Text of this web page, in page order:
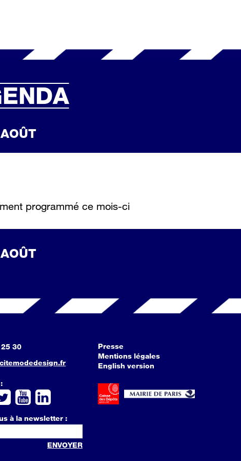
AOÛT
programmé ce mois-ci
AOÛT
30
à la newsletter :
ENVOYER
Presse
Mentions légales
English version